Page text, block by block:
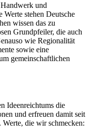
und
stehen Deutsche
wissen das zu
Grundpfeiler, die auch
wie Regionalität
sowie eine
gemeinschaftlichen
Ideenreichtums die
und erfreuen damit seit
Werte, die wir schmecken: